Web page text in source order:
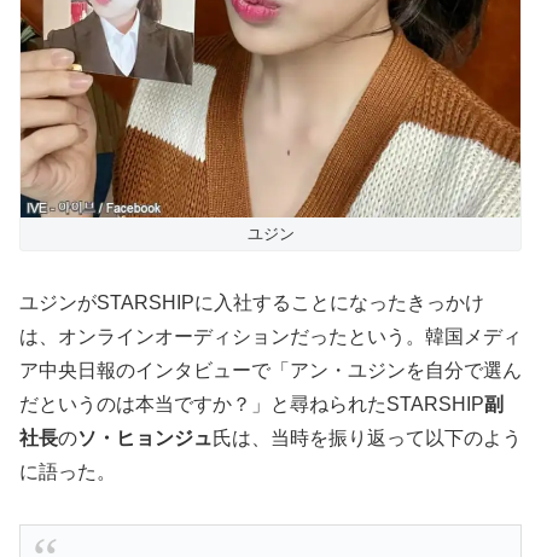
ユジン
ユジンがSTARSHIPに入社することになったきっかけ
は、オンラインオーディションだったという。韓国メディ
ア中央日報のインタビューで「アン・ユジンを自分で選ん
だというのは本当ですか？」と尋ねられたSTARSHIP副
社長のソ・ヒョンジュ氏は、当時を振り返って以下のよう
に語った。